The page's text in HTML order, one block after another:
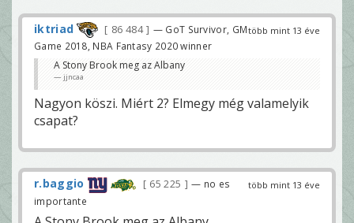
több mint 13 éve
iktriad 86 484
— GoT Survivor, GM
Game 2018, NBA Fantasy 2020 winner
A Stony Brook meg az Albany
jjncaa
Nagyon köszi. Miért 2? Elmegy még valamelyik
csapat?
több mint 13 éve
r.baggio 65 225
— no es
importante